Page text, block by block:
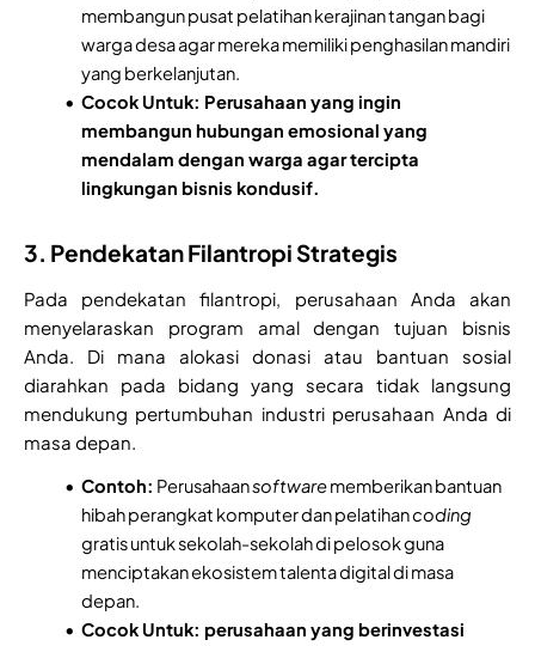
membangun pusat pelatihan kerajinan tangan bagi
warga desa agar mereka memiliki penghasilan mandiri
yang berkelanjutan.
Cocok Untuk: Perusahaan yang ingin
membangun hubungan emosional yang
mendalam dengan warga agar tercipta
lingkungan bisnis kondusif.
3. Pendekatan Filantropi Strategis
Pada pendekatan filantropi, perusahaan Anda akan
menyelaraskan program amal dengan tujuan bisnis
Anda. Di mana alokasi donasi atau bantuan sosial
diarahkan pada bidang yang secara tidak langsung
mendukung pertumbuhan industri perusahaan Anda di
masa depan.
Contoh: Perusahaansoftwarememberikan bantuan
hibah perangkat komputer dan pelatihancoding
gratis untuk sekolah-sekolah di pelosok guna
menciptakan ekosistem talenta digital di masa
depan.
Cocok Untuk: perusahaan yang berinvestasi